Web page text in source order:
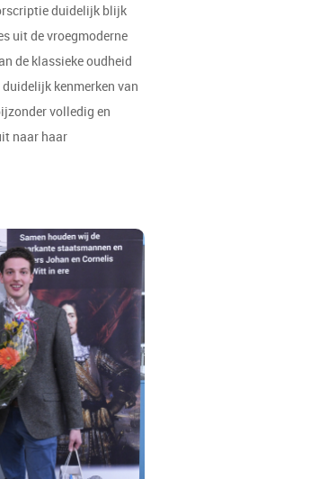
duidelijk blijk
uit de vroegmoderne
de klassieke oudheid
kenmerken van
volledig en
naar haar